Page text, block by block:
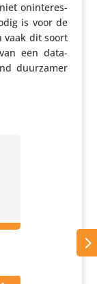
onin­te­res­
is voor de
vaak dit soort
een data­
duurzamer